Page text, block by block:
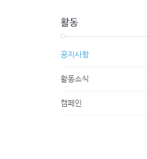
활동
공지사항
활동소식
캠페인